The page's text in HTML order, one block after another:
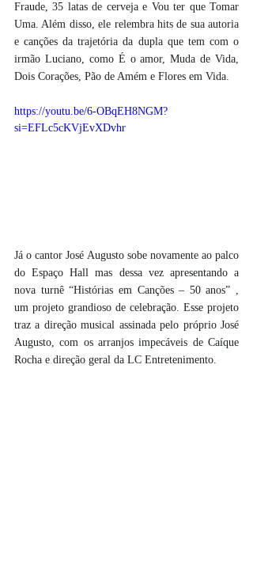
Fraude, 35 latas de cerveja e Vou ter que Tomar
Uma. Além disso, ele relembra hits de sua autoria
e canções da trajetória da dupla que tem com o
irmão Luciano, como É o amor, Muda de Vida,
Dois Corações, Pão de Amém e Flores em Vida.
https://youtu.be/6-OBqEH8NGM?
si=EFLc5cKVjEvXDvhr
Já o cantor José Augusto sobe novamente ao palco
do Espaço Hall mas dessa vez apresentando a
nova turnê “Histórias em Canções – 50 anos” ,
um projeto grandioso de celebração. Esse projeto
traz a direção musical assinada pelo próprio José
Augusto, com os arranjos impecáveis de Caíque
Rocha e direção geral da LC Entretenimento.